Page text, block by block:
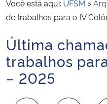
Ministério da Infraestrutura
Ministério da Agricultura, Pecuária e
Você está aqui: UFSM >
de trabalhos para o IV
Início do conteúdo
Última
trabalhos
– 2025